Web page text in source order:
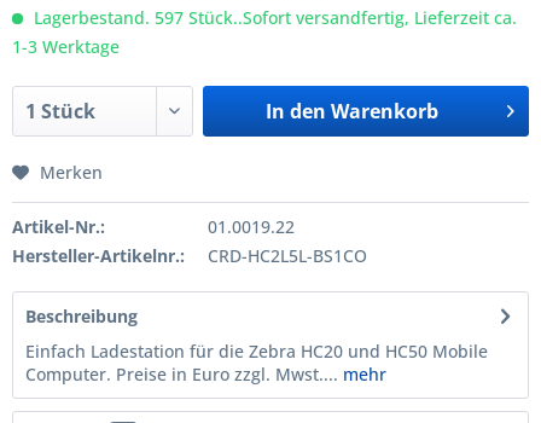
Lagerbestand. 597 Stück..Sofort versandfertig, Lieferzeit ca.
1-3 Werktage
In den Warenkorb
Merken
Artikel-Nr.:
01.0019.22
Hersteller-Artikelnr.:
CRD-HC2L5L-BS1CO
Beschreibung
Einfach Ladestation für die Zebra HC20 und HC50 Mobile
Computer. Preise in Euro zzgl. Mwst.... mehr